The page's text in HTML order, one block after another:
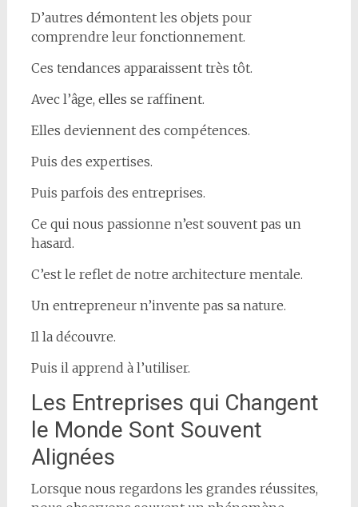
D’autres démontent les objets pour
comprendre leur fonctionnement.
Ces tendances apparaissent très tôt.
Avec l’âge, elles se raffinent.
Elles deviennent des compétences.
Puis des expertises.
Puis parfois des entreprises.
Ce qui nous passionne n’est souvent pas un
hasard.
C’est le reflet de notre architecture mentale.
Un entrepreneur n’invente pas sa nature.
Il la découvre.
Puis il apprend à l’utiliser.
Les Entreprises qui Changent
le Monde Sont Souvent
Alignées
Lorsque nous regardons les grandes réussites,